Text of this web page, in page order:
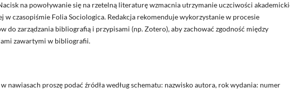
na powoływanie się na rzetelną literaturę wzmacnia utrzymanie uczciwości
czasopiśmie Folia Sociologica. Redakcja rekomenduje wykorzystanie w procesie
do zarządzania bibliografią i przypisami (np. Zotero), aby zachować zgodność między
zawartymi w bibliografii.
w nawiasach proszę podać źródła według schematu: nazwisko autora, rok wydania: numer